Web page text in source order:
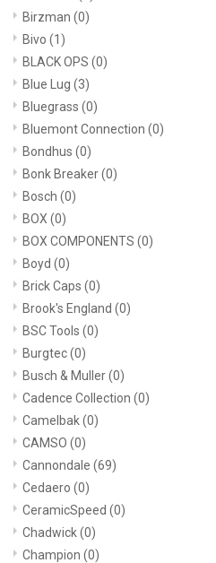
Birzman (0)
Bivo (1)
BLACK OPS (0)
Blue Lug (3)
Bluegrass (0)
Bluemont Connection (0)
Bondhus (0)
Bonk Breaker(0)
Bosch (0)
BOX (0)
BOX COMPONENTS (0)
Boyd (0)
Brick Caps (0)
Brook's England (0)
BSC Tools (0)
Burgtec(0)
Busch & Muller(0)
Cadence Collection (0)
Camelbak(0)
CAMSO (0)
Cannondale (69)
Cedaero (0)
CeramicSpeed (0)
Chadwick(0)
Champion (0)